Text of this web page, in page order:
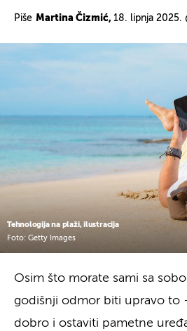
Piše Martina Čizmić, 18. lipnja 2025.
Tehnologija na plaži, ilustracija
Foto: Getty Images
Osim što morate sami sa
godišnji odmor biti upravo to
dobro i ostaviti pametne